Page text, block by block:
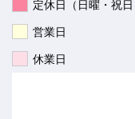
定休日（日曜・祝日
営業日
休業日